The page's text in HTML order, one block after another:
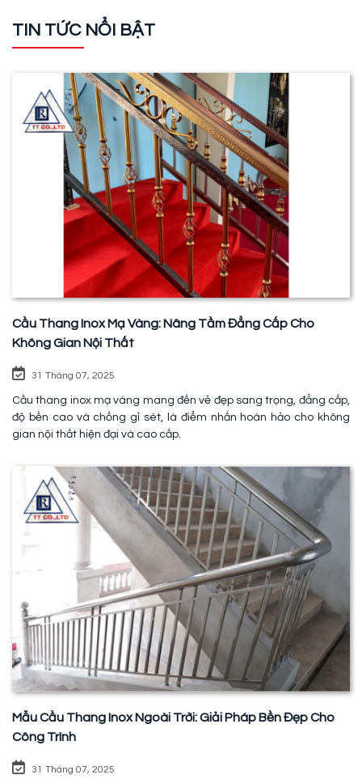
TIN TỨC NỔI BẬT
Cầu Thang Inox Mạ Vàng: Nâng Tầm Đẳng Cấp Cho
Không Gian Nội Thất
31 Tháng 07, 2025
Cầu thang inox mạ vàng mang đến vẻ đẹp sang trọng, đẳng cấp,
độ bền cao và chống gỉ sét, là điểm nhấn hoàn hảo cho không
gian nội thất hiện đại và cao cấp.
Mẫu Cầu Thang Inox Ngoài Trời: Giải Pháp Bền Đẹp Cho
Công Trình
31 Tháng 07, 2025